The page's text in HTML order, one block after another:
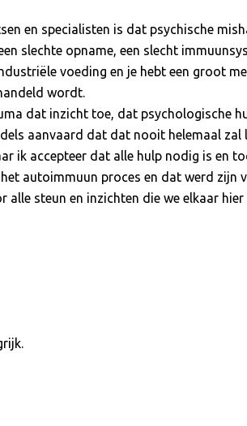
en specialisten is dat psychische
slechte opname, een slecht
voeding en je hebt een groot
wordt.
dat inzicht toe, dat psychologische
aanvaard dat dat nooit helemaal
ik accepteer dat alle hulp nodig is en
autoimmuun proces en dat werd zijn
alle steun en inzichten die we elkaar